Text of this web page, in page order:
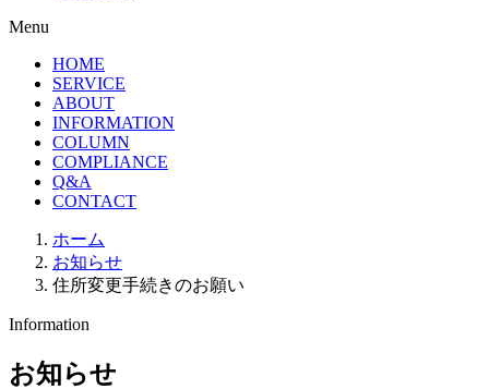
Menu
HOME
SERVICE
ABOUT
INFORMATION
COLUMN
COMPLIANCE
Q&A
CONTACT
ホーム
お知らせ
住所変更手続きのお願い
Information
お知らせ